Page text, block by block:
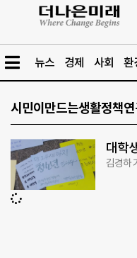
뉴스 경제 사회 환
시민이만드는생활정책
대학
김경하